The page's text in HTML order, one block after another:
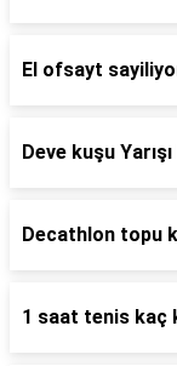
El ofsayt
Deve kuşu
Decathlon topu
1 saat tenis kaç